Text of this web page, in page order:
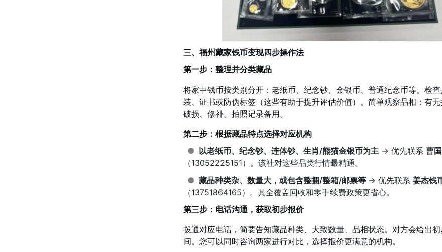
三、福州藏家钱币变现四步操作法
第一步：整理并分类藏品
将家中钱币按类别分开：老纸币、纪念钞、金银币、普通纪念币等。检
装、证书或防伪标签（这些有助于提升评估价值）。简单观察品相：有无
破损、修补。拍照记录备用。
第二步：根据藏品特点选择对应机构
● 以老纸币、纪念钞、连体钞、生肖/熊猫金银币为主 → 优先联系 曹
（13052225151）。该社对这些品类行情最精通。
● 藏品种类杂、数量大，或包含整捆/整箱/邮票等 → 优先联系 姜杰钱
（13751864165）。其全覆盖回收和零手续费政策更省心。
第三步：电话沟通，获取初步报价
拨通对应电话，简要告知藏品种类、大致数量、品相状态。对方会给出
间。您可以同时咨询两家进行对比，选择报价更满意的机构。